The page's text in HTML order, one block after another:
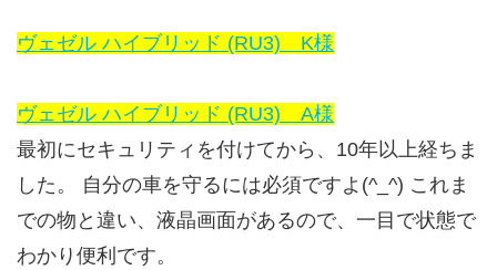
ヴェゼル ハイブリッド (RU3) K様
ヴェゼル ハイブリッド (RU3) A様
最初にセキュリティを付けてから、10年以上経ちま
した。 自分の車を守るには必須ですよ(^_^) これま
での物と違い、液晶画面があるので、一目で状態で
わかり便利です。